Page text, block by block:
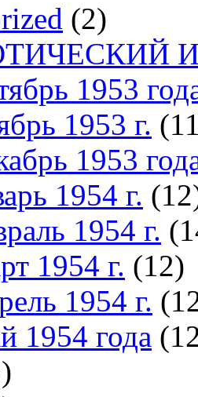
(2)
1953
1953 г.
1953
1954 г.
1954 г.
1954 г. (12)
1954 г.
года